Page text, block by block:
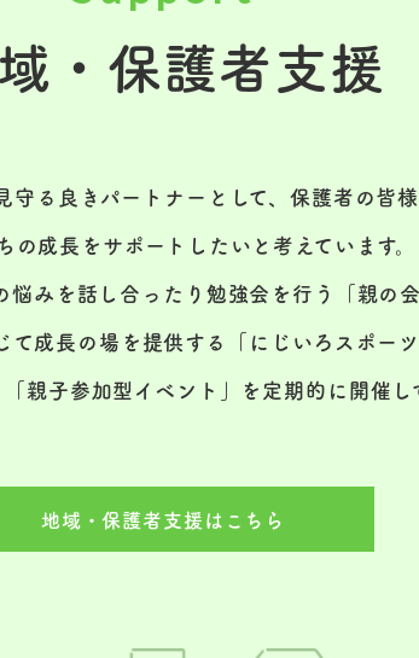
・保護者支援
る良きパートナーとして、保護者の皆様
の成長をサポートしたいと考えています。
みを話し合ったり勉強会を行う「親の会
て成長の場を提供する「にじいろスポーツ
親子参加型イベント」を定期的に開催し
地域・保護者支援はこちら